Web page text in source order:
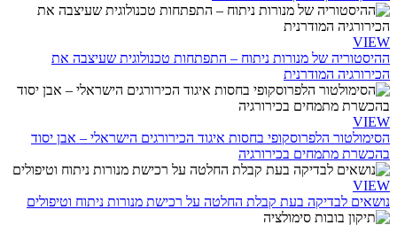
VIEW
ההיסטוריה של מנורות ניתוח – התפתחות טכנולוגית שעיצבה את
הכירורגיה המודרנית
VIEW
הסימולטור הלפרוסקופי בחסות איגוד הכירורגים הישראלי – אבן יסוד
בהכשרת מתמחים בכירורגיה
VIEW
נושאים לבדיקה בעת קבלת החלטה על רכישת מנורות ניתוח וטיפולים